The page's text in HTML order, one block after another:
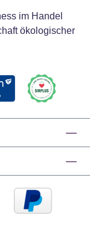
im Handel
ökologischer